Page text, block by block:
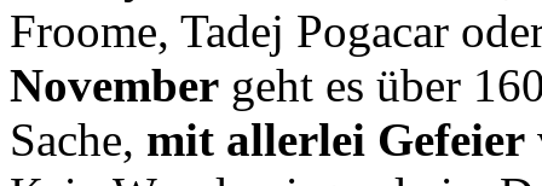
Froome, Tadej Pogacar
November geht es über
Sache, mit allerlei Gefeier